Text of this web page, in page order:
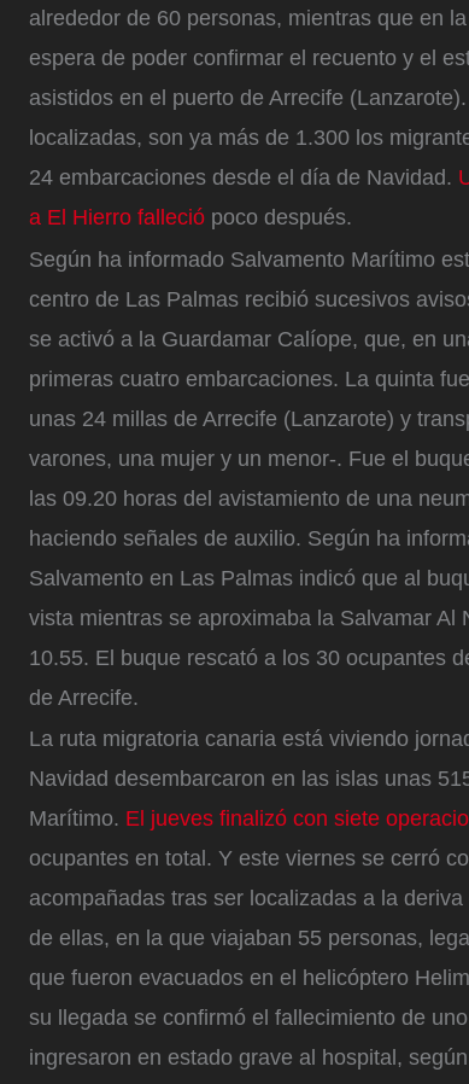
alrededor de 60 personas, mientras que en
espera de poder confirmar el recuento y el
asistidos en el puerto de Arrecife
localizadas, son ya más de 1.300 los
24 embarcaciones desde el día de Navidad.
a El Hierro falleció poco después.
Según ha informado Salvamento Marítimo
centro de Las Palmas recibió sucesivos
se activó a la Guardamar Calíope, que, en
primeras cuatro embarcaciones. La quinta
unas 24 millas de Arrecife (Lanzarote) y
varones, una mujer y un menor-. Fue el
las 09.20 horas del avistamiento de una
haciendo señales de auxilio. Según ha
Salvamento en Las Palmas indicó que al
vista mientras se aproximaba la Salvamar
10.55. El buque rescató a los 30 ocupantes
de Arrecife.
La ruta migratoria canaria está viviendo
Navidad desembarcaron en las islas unas
Marítimo. El jueves finalizó con siete
ocupantes en total. Y este viernes se cerró
acompañadas tras ser localizadas a la
de ellas, en la que viajaban 55 personas,
que fueron evacuados en el helicóptero
su llegada se confirmó el fallecimiento de
ingresaron en estado grave al hospital,